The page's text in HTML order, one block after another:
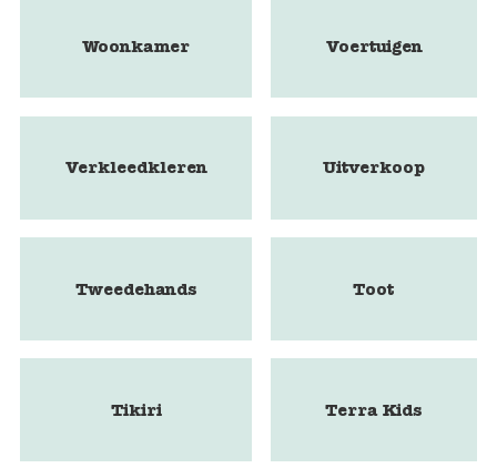
Woonkamer Voertuigen
Verkleedkleren Uitverkoop
Tweedehands Toot
Tikiri Terra Kids